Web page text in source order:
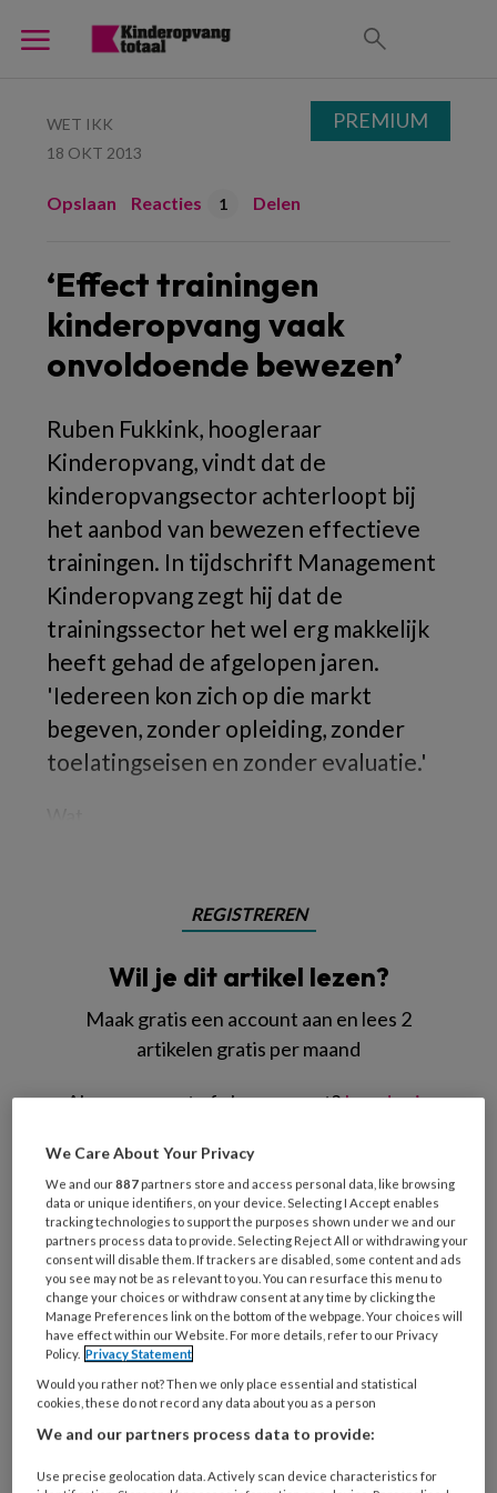
WET IKK
18 OKT 2013
Opslaan Reacties 1 Delen
‘Effect trainingen
kinderopvang vaak
onvoldoende bewezen’
Ruben Fukkink, hoogleraar
Kinderopvang, vindt dat de
kinderopvangsector achterloopt bij
het aanbod van bewezen effectieve
trainingen. In tijdschrift Management
Kinderopvang zegt hij dat de
trainingssector het wel erg makkelijk
heeft gehad de afgelopen jaren.
'Iedereen kon zich op die markt
begeven, zonder opleiding, zonder
toelatingseisen en zonder evaluatie.'
REGISTREREN
Wil je dit artikel lezen?
Maak gratis een account aan en lees 2
artikelen gratis per maand
Al een account of abonnement?Log dan in
is
je
e-
mailadres?
* *
Kies
je
wachtwoord* *
Kies
functie *
Bij
organisatie
PREMIUM
We Care About Your Privacy
We and our887 partners store and access personal data, like browsing
data or unique identifiers, on your device. Selecting I Accept enables
tracking technologies to support the purposes shown under we and our
partners process data to provide. Selecting Reject All or withdrawing your
consent will disable them. If trackers are disabled, some content and ads
you see may not be as relevant to you. You can resurface this menu to
change your choices or withdraw consent at any time by clicking the
Manage Preferences link on the bottom of the webpage. Your choices will
have effect within our Website. For more details, refer to our Privacy
Policy. Privacy Statement
Would you rather not? Then we only place essential and statistical
cookies, these do not record any data about you as a person
We and our partners process data to provide:
Use precise geolocation data. Actively scan device characteristics for